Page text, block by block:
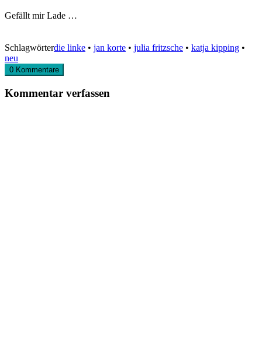
Gefällt mir Lade …
Schlagwörterdie linke • jan korte • julia fritzsche • katja kipping •
neu
0 Kommentare
Kommentar verfassen